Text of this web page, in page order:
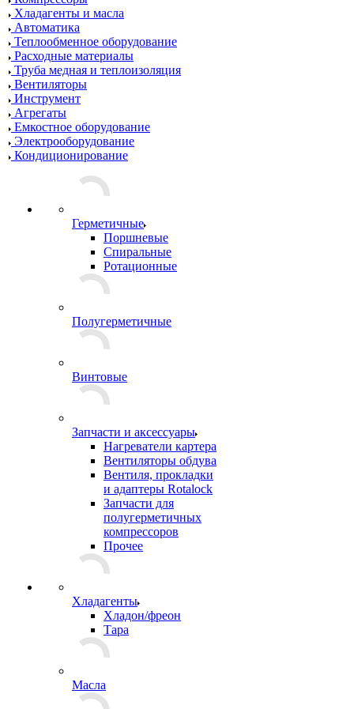
Хладагенты и масла
Автоматика
Теплообменное оборудование
Расходные материалы
Труба медная и теплоизоляция
Вентиляторы
Инструмент
Агрегаты
Емкостное оборудование
Электрооборудование
Кондиционирование
Герметичные
Поршневые
Спиральные
Ротационные
Полугерметичные
Винтовые
Запчасти и аксессуары
Нагреватели картера
Вентиляторы обдува
Вентиля, прокладки
и адаптеры Rotalock
Запчасти для
полугерметичных
компрессоров
Прочее
Хладагенты
Хладон/фреон
Тара
Масла